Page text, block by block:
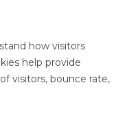
how visitors
help provide
visitors, bounce rate,